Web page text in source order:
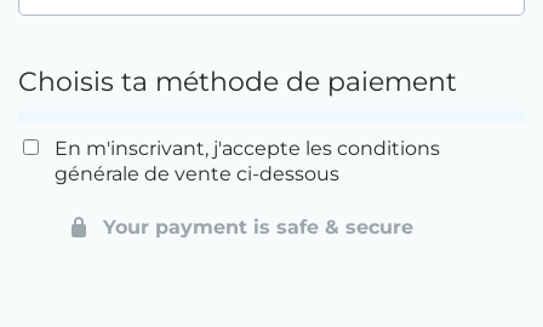
Choisis ta méthode de paiement
En m'inscrivant, j'accepte les conditions
générale de vente ci-dessous
Your payment is safe & secure